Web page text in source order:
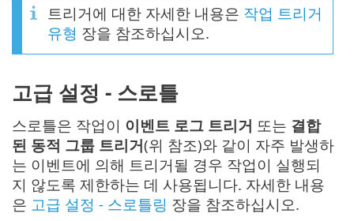
트리거에 대한 자세한 내용은 작업 트리거
유형 장을 참조하십시오.
고급 설정 - 스로틀
스로틀은 작업이 이벤트 로그 트리거 또는 결합
된 동적 그룹 트리거(위 참조)와 같이 자주 발생하
는 이벤트에 의해 트리거될 경우 작업이 실행되
지 않도록 제한하는 데 사용됩니다. 자세한 내용
은 고급 설정 - 스로틀링 장을 참조하십시오.